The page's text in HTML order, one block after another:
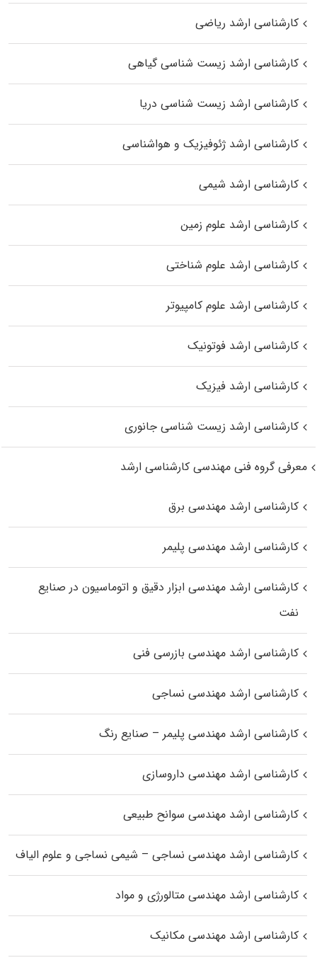
کارشناسی ارشد ریاضی
کارشناسی ارشد زیست‌ شناسی گیاهی
کارشناسی ارشد زیست‌ شناسی دریا
کارشناسی ارشد ژئوفیزیک و هواشناسی
کارشناسی ارشد شیمی
کارشناسی ارشد علوم زمین
کارشناسی ارشد علوم شناختی
کارشناسی ارشد علوم کامپیوتر
کارشناسی ارشد فوتونیک
کارشناسی ارشد فیزیک
کارشناسی ارشد زیست‌ شناسی جانوری
معرفی گروه فنی مهندسی کارشناسی ارشد
کارشناسی ارشد مهندسی برق
کارشناسی ارشد مهندسی پلیمر
کارشناسی ارشد مهندسی ابزار دقیق و اتوماسیون در صنایع
نفت
کارشناسی ارشد مهندسی بازرسی فنی
کارشناسی ارشد مهندسی نساجی
کارشناسی ارشد مهندسی پلیمر – صنایع رنگ
کارشناسی ارشد مهندسی داروسازی
کارشناسی ارشد مهندسی سوانح طبیعی
کارشناسی ارشد مهندسی نساجی – شیمی نساجی و علوم الیاف
کارشناسی ارشد مهندسی متالورژی و مواد
کارشناسی ارشد مهندسی مکانیک